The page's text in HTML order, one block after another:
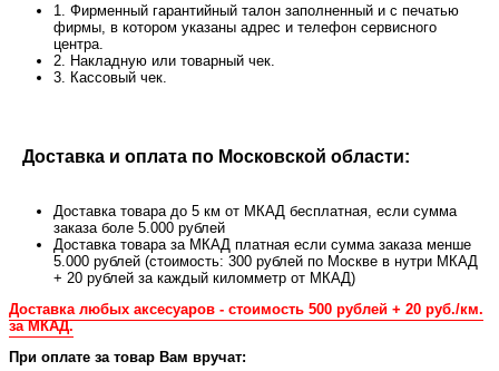
1. Фирменный гарантийный талон заполненный и с печатью
фирмы, в котором указаны адрес и телефон сервисного
центра.
2. Накладную или товарный чек.
3. Кассовый чек.
Доставка и оплата по Московской области:
Доставка товара до 5 км от МКАД бесплатная, если сумма
заказа боле 5.000 рублей
Доставка товара за МКАД платная если сумма заказа менше
5.000 рублей (стоимость: 300 рублей по Москве в нутри МКАД
+ 20 рублей за каждый киломметр от МКАД)
Доставка любых аксесуаров - стоимость 500 рублей + 20 руб./км.
за МКАД.
При оплате за товар Вам вручат: